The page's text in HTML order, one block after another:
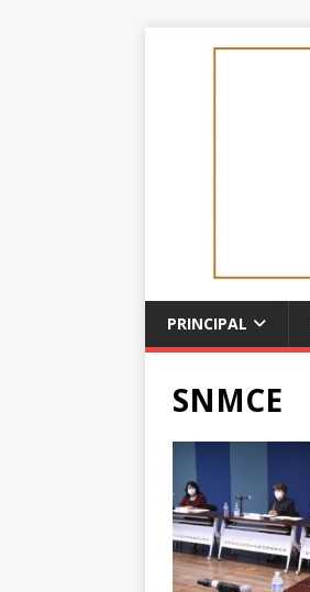
PRINCIPAL
SNMCE